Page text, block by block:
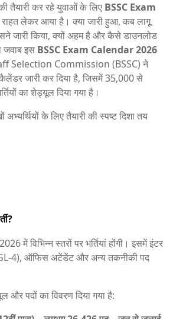
तैयारी कर रहे युवाओं के लिए BSSC Exam
राहत लेकर आया है। क्या जारी हुआ, कब लागू
जारी किया, क्यों अहम है और कैसे डाउनलोड
इस BSSC Exam Calendar 2026
Selection Commission (BSSC) ने
कैलेंडर जारी कर दिया है, जिसमें 35,000 से
का शेड्यूल दिया गया है।
के लिए तैयारी की स्पष्ट दिशा तय
में विभिन्न स्तरों पर भर्तियां होंगी। इसमें इंटर
4), ऑफिस अटेंडेंट और अन्य तकनीकी पद
और पदों का विवरण दिया गया है: